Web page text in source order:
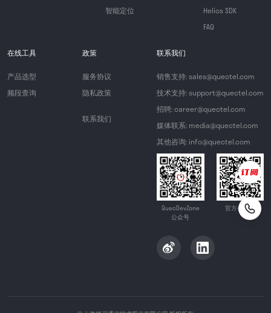
智能定位
Helios SDK
FAQ
在线工具
产品选型
频段查询
政策
服务协议
隐私政策
联系我们
联系我们
销售支持: sales@quectel.com
技术支持: support@quectel.com
招聘: career@quectel.com
媒体联系: media@quectel.com
其他咨询: info@quectel.com
QuecDevZone
公众号
官方公众号